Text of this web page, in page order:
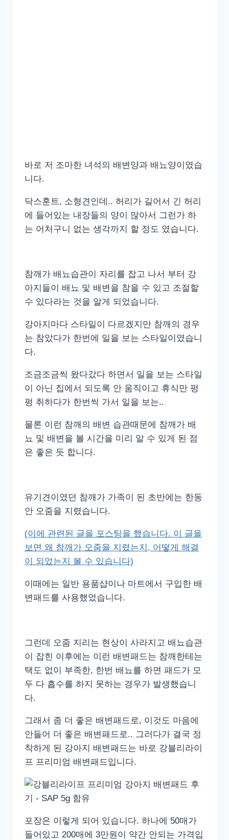
바로 저 조마한 녀석의 배변양과 배뇨양이였습
니다.
닥스훈트, 소형견인데.. 허리가 길어서 긴 허리
에 들어있는 내장들의 양이 많아서 그런가 하
는 어처구니 없는 생각까지 할 정도 였습니다.
참깨가 배뇨습관이 자리를 잡고 나서 부터 강
아지들이 배뇨 및 배변을 참을 수 있고 조절할
수 있다라는 것을 알게 되었습니다.
강아지마다 스타일이 다르겠지만 참깨의 경우
는 참았다가 한번에 일을 보는 스타일이였습니
다.
조금조금씩 왔다갔다 하면서 일을 보는 스타일
이 아닌 집에서 되도록 안 움직이고 휴식만 펑
펑 취하다가 한번씩 가서 일을 보는..
물론 이런 참깨의 배변 습관때문에 참깨가 배
뇨 및 배변을 볼 시간을 미리 알 수 있게 된 점
은 좋은 듯 합니다.
유기견이였던 참깨가 가족이 된 초반에는 한동
안 오줌을 지렸습니다.
(이에 관련된 글을 포스팅을 했습니다. 이 글을
보면 왜 참깨가 오줌을 지렸는지, 어떻게 해결
이 되었는지 볼 수 있습니다)
이때에는 일반 용품샵이나 마트에서 구입한 배
변패드를 사용했었습니다.
그런데 오줌 지리는 현상이 사라지고 배뇨습관
이 잡힌 이후에는 이런 배변패드는 참깨한테는
택도 없이 부족한, 한번 배뇨를 하면 패드가 모
두 다 흡수를 하지 못하는 경우가 발생했습니
다.
그래서 좀 더 좋은 배변패드로, 이것도 마음에
안들어 더 좋은 배변패드로.. 그러다가 결국 정
착하게 된 강아지 배변패드는 바로 강블리라이
프 프리미엄 배변패드입니다.
포장은 이렇게 되어 있습니다. 하나에 50매가
들어있고 200매에 3만원이 약간 안되는 가격입